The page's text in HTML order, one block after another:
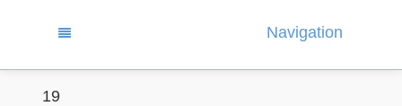
Navigation
19